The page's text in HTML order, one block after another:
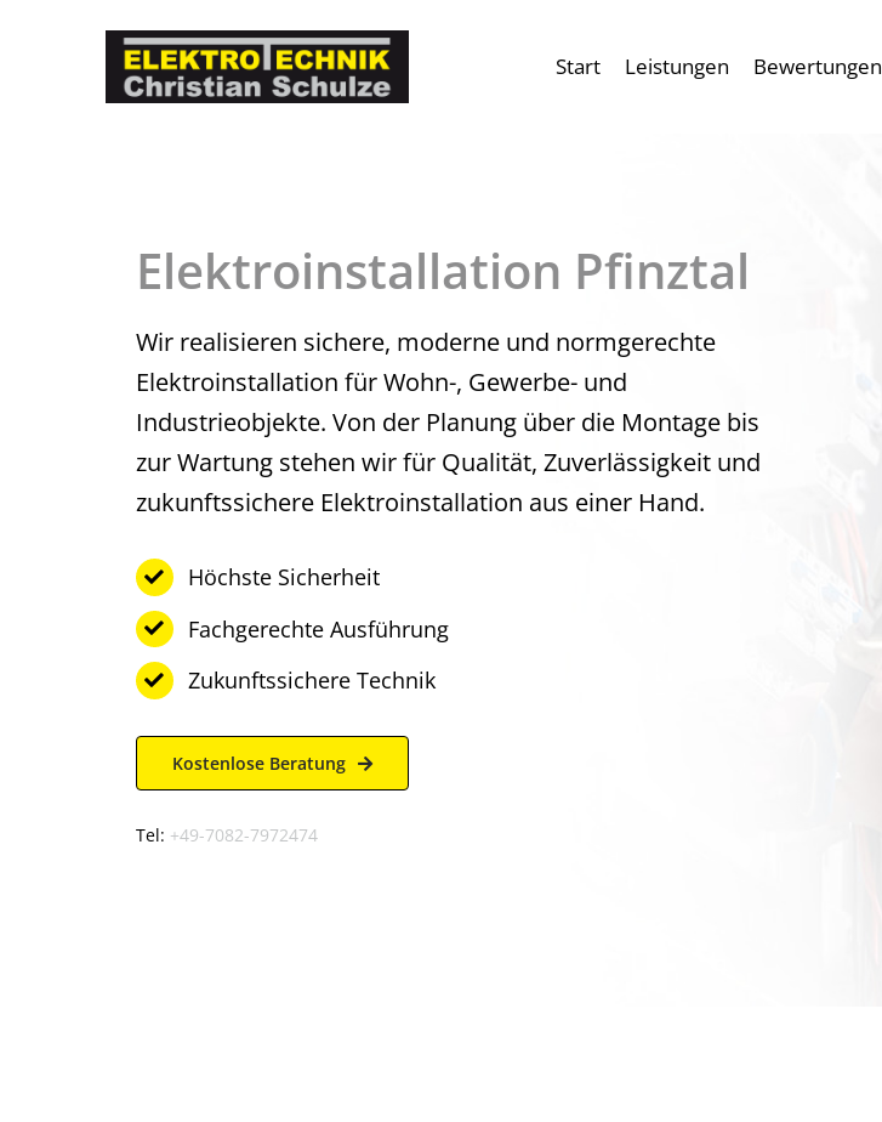
Start Leistungen Bewertungen
Elektroinstallation Pfinztal
Wir realisieren sichere, moderne und normgerechte
Elektroinstallation für Wohn-, Gewerbe- und
Industrieobjekte. Von der Planung über die Montage bis
zur Wartung stehen wir für Qualität, Zuverlässigkeit und
zukunftssichere Elektroinstallation aus einer Hand.
Höchste Sicherheit
Fachgerechte Ausführung
Zukunftssichere Technik
Kostenlose Beratung
Tel: +49-7082-7972474